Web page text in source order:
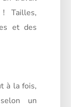
Tailles,
et des
à la fois,
un